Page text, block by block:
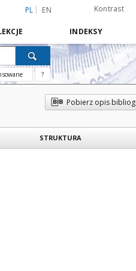
PL EN Kontrast
INDEKSY
?
Pobierz opis
STRUKTURA